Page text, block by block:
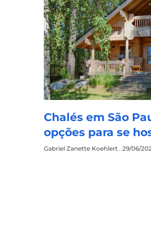
Chalés em São
opções para se
Gabriel Zanette Koehlert 29/06/